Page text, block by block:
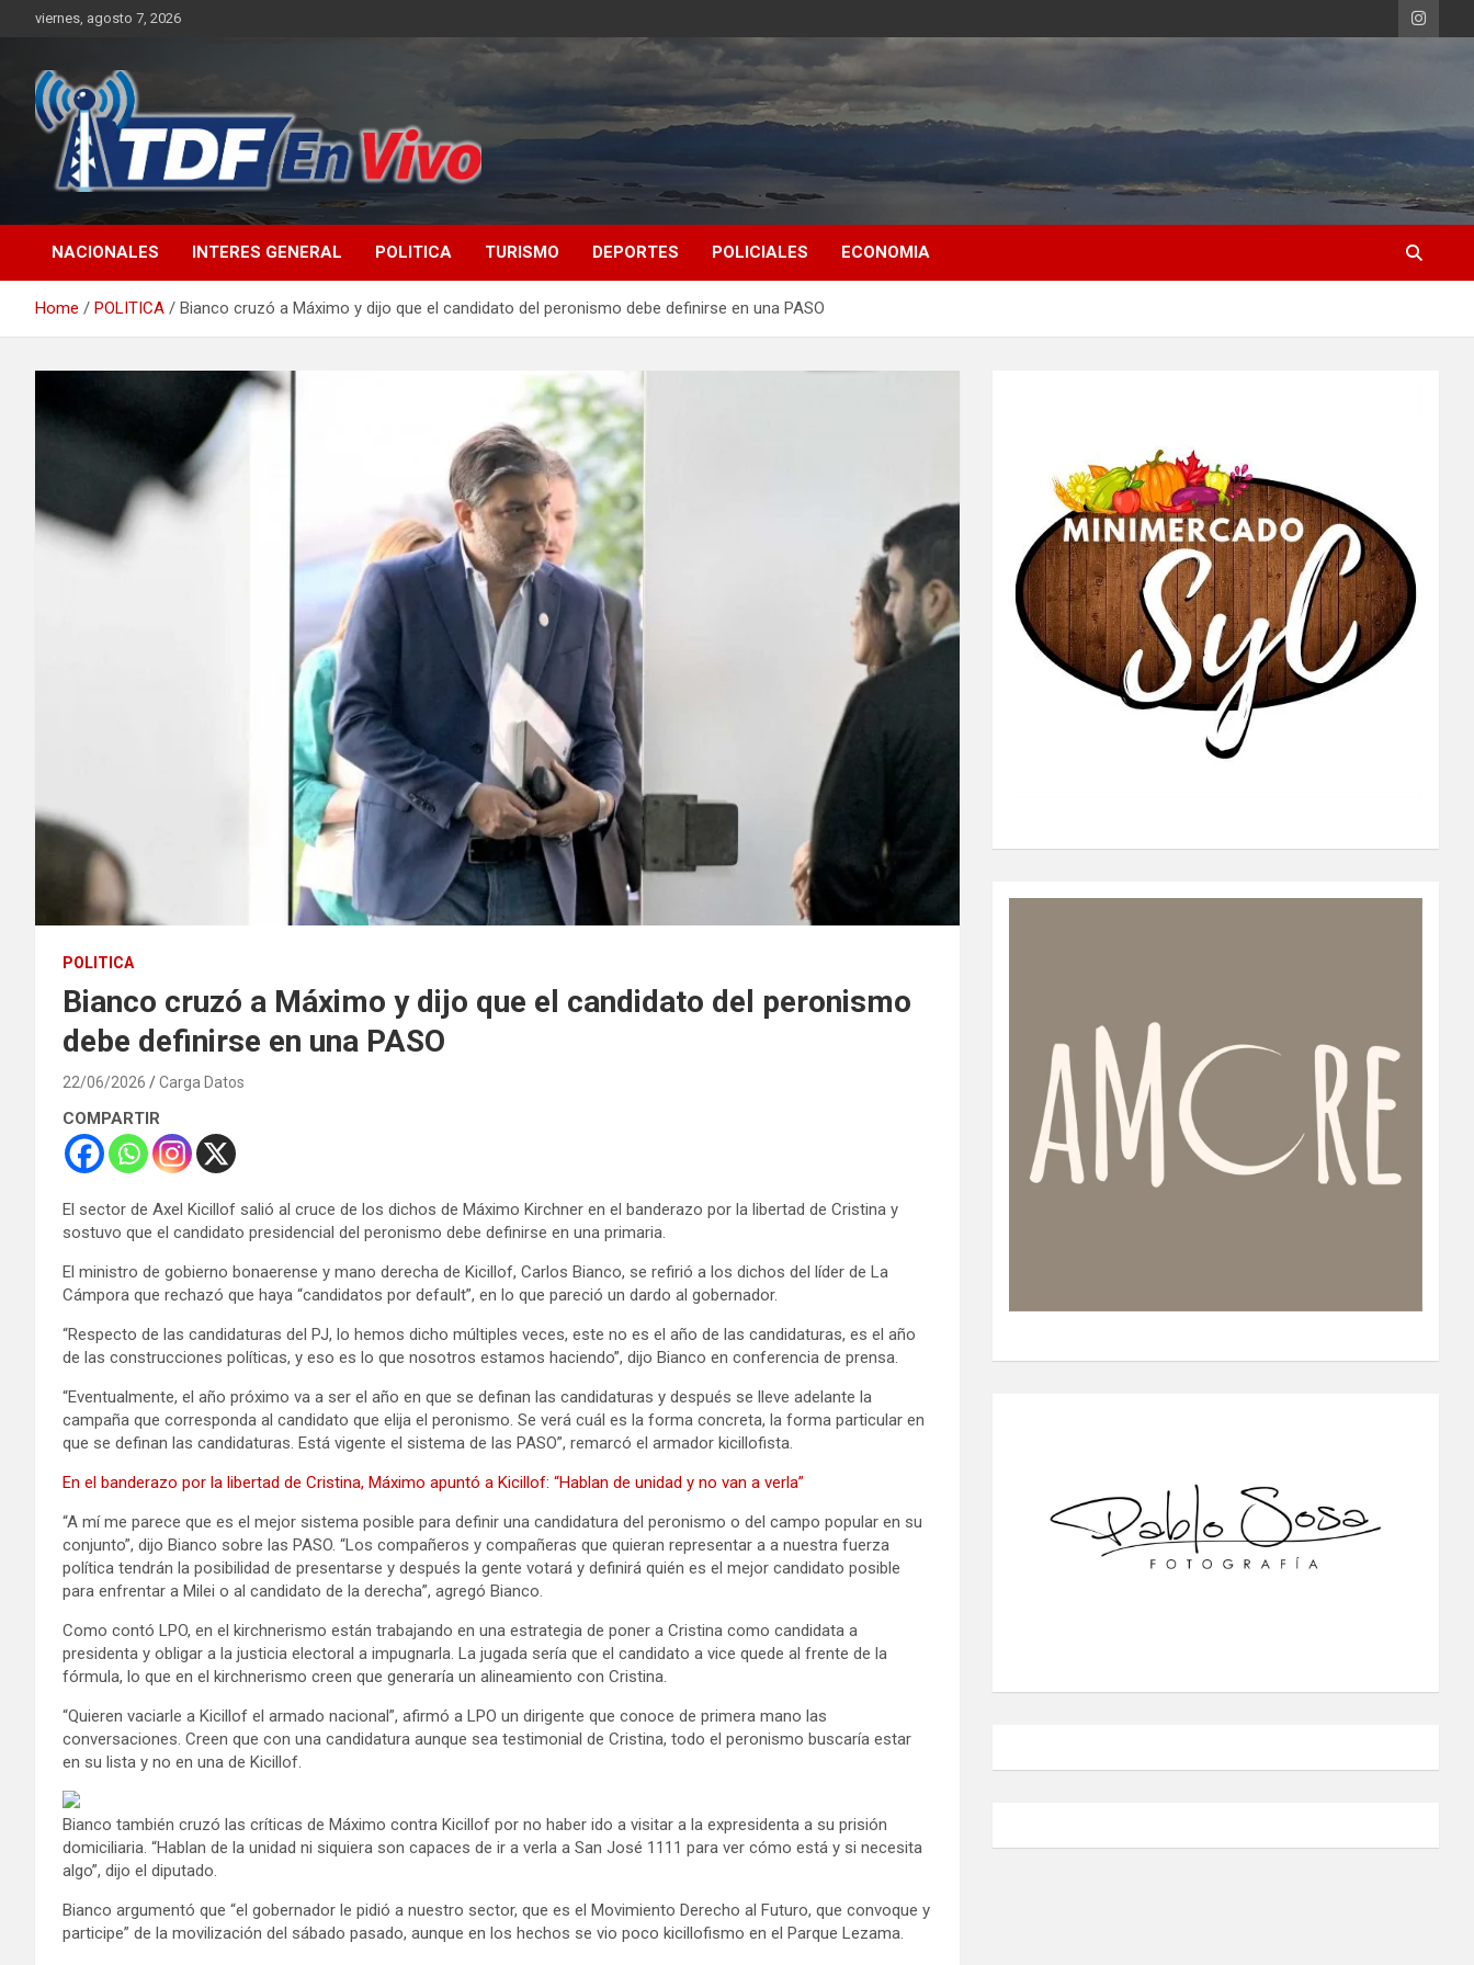
viernes, agosto 7, 2026
NACIONALES INTERES GENERAL POLITICA TURISMO DEPORTES POLICIALES ECONOMIA
Home POLITICA Bianco cruzó a Máximo y dijo que el candidato del peronismo debe definirse en una PASO
POLITICA
Bianco cruzó a Máximo y dijo que el candidato del peronismo
debe definirse en una PASO
22/06/2026 Carga Datos
COMPARTIR
El sector de Axel Kicillof salió al cruce de los dichos de Máximo Kirchner en el banderazo por la libertad de Cristina y
sostuvo que el candidato presidencial del peronismo debe definirse en una primaria.
El ministro de gobierno bonaerense y mano derecha de Kicillof, Carlos Bianco, se refirió a los dichos del líder de La
Cámpora que rechazó que haya “candidatos por default”, en lo que pareció un dardo al gobernador.
“Respecto de las candidaturas del PJ, lo hemos dicho múltiples veces, este no es el año de las candidaturas, es el año
de las construcciones políticas, y eso es lo que nosotros estamos haciendo”, dijo Bianco en conferencia de prensa.
“Eventualmente, el año próximo va a ser el año en que se definan las candidaturas y después se lleve adelante la
campaña que corresponda al candidato que elija el peronismo. Se verá cuál es la forma concreta, la forma particular en
que se definan las candidaturas. Está vigente el sistema de las PASO”, remarcó el armador kicillofista.
En el banderazo por la libertad de Cristina, Máximo apuntó a Kicillof: “Hablan de unidad y no van a verla”
“A mí me parece que es el mejor sistema posible para definir una candidatura del peronismo o del campo popular en su
conjunto”, dijo Bianco sobre las PASO. “Los compañeros y compañeras que quieran representar a a nuestra fuerza
política tendrán la posibilidad de presentarse y después la gente votará y definirá quién es el mejor candidato posible
para enfrentar a Milei o al candidato de la derecha”, agregó Bianco.
Como contó LPO, en el kirchnerismo están trabajando en una estrategia de poner a Cristina como candidata a
presidenta y obligar a la justicia electoral a impugnarla. La jugada sería que el candidato a vice quede al frente de la
fórmula, lo que en el kirchnerismo creen que generaría un alineamiento con Cristina.
“Quieren vaciarle a Kicillof el armado nacional”, afirmó a LPO un dirigente que conoce de primera mano las
conversaciones. Creen que con una candidatura aunque sea testimonial de Cristina, todo el peronismo buscaría estar
en su lista y no en una de Kicillof.
Bianco también cruzó las críticas de Máximo contra Kicillof por no haber ido a visitar a la expresidenta a su prisión
domiciliaria. “Hablan de la unidad ni siquiera son capaces de ir a verla a San José 1111 para ver cómo está y si necesita
algo”, dijo el diputado.
Bianco argumentó que “el gobernador le pidió a nuestro sector, que es el Movimiento Derecho al Futuro, que convoque y
participe” de la movilización del sábado pasado, aunque en los hechos se vio poco kicillofismo en el Parque Lezama.